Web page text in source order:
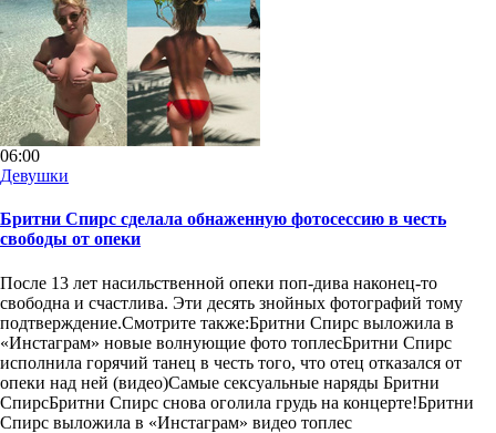
06:00
Девушки
Бритни Спирс сделала обнаженную фотосессию в честь
свободы от опеки
После 13 лет насильственной опеки поп-дива наконец-то
свободна и счастлива. Эти десять знойных фотографий тому
подтверждение.Смотрите также:Бритни Спирс выложила в
«Инстаграм» новые волнующие фото топлесБритни Спирс
исполнила горячий танец в честь того, что отец отказался от
опеки над ней (видео)Самые сексуальные наряды Бритни
СпирсБритни Спирс снова оголила грудь на концерте!Бритни
Спирс выложила в «Инстаграм» видео топлес